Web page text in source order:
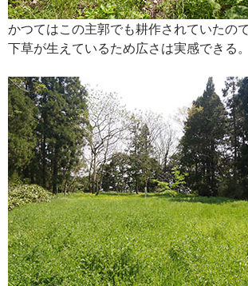
かつてはこの主郭でも耕作されていたの
下草が生えているため広さは実感できる。